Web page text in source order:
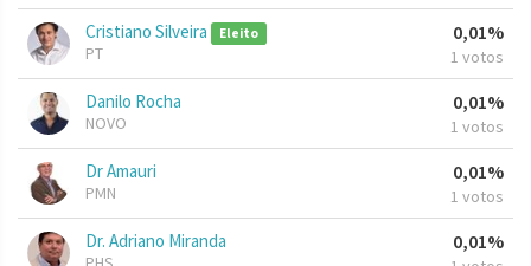
Cristiano Silveira Eleito
PT
0,01%
1 votos
Danilo Rocha
NOVO
0,01%
1 votos
Dr Amauri
PMN
0,01%
1 votos
Dr. Adriano Miranda 0,01%